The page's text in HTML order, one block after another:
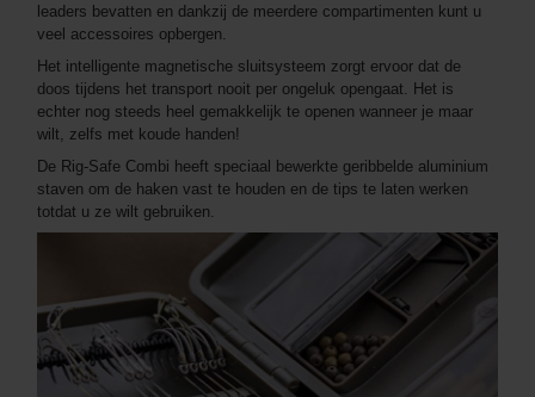
leaders bevatten en dankzij de meerdere compartimenten kunt u
veel accessoires opbergen.
Het intelligente magnetische sluitsysteem zorgt ervoor dat de
doos tijdens het transport nooit per ongeluk opengaat. Het is
echter nog steeds heel gemakkelijk te openen wanneer je maar
wilt, zelfs met koude handen!
De Rig-Safe Combi heeft speciaal bewerkte geribbelde aluminium
staven om de haken vast te houden en de tips te laten werken
totdat u ze wilt gebruiken.